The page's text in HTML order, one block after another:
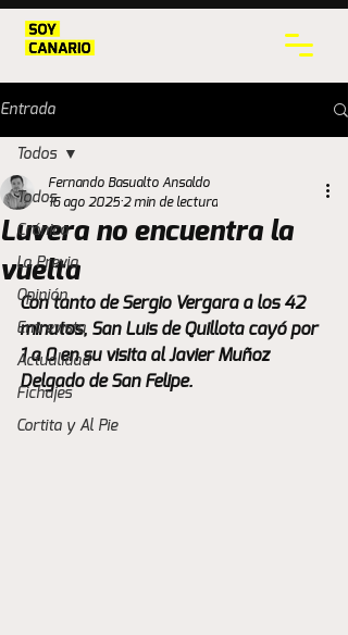
Entrada
Todos
Crónica
La Previa
Opinión
Entrevista
Actualidad
Fichajes
Cortita y Al Pie
Todos
Luvera no encuentra la
vuelta
Fernando Basualto Ansaldo
16 ago 2025 2 min de lectura
Con tanto de Sergio Vergara a los 42
minutos, San Luis de Quillota cayó por
1 a 0 en su visita al Javier Muñoz
Delgado de San Felipe.